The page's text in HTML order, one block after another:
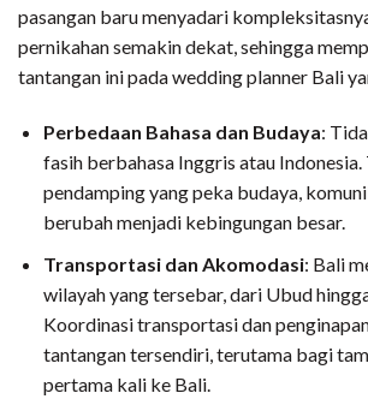
pasangan baru menyadari
pernikahan semakin dekat, sehingga
tantangan ini pada wedding planner Bali
Perbedaan Bahasa dan Budaya:
fasih berbahasa Inggris atau Indonesia.
pendamping yang peka budaya,
berubah menjadi kebingungan besar.
Transportasi dan Akomodasi: Bali
wilayah yang tersebar, dari Ubud
Koordinasi transportasi dan
tantangan tersendiri, terutama bagi
pertama kali ke Bali.